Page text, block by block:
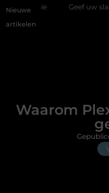
Nieuwe
artikelen
Geef uw slaapkamer een
Waarom